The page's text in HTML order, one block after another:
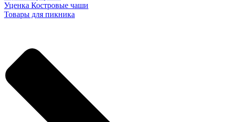
Уценка Костровые чаши
Товары для пикника